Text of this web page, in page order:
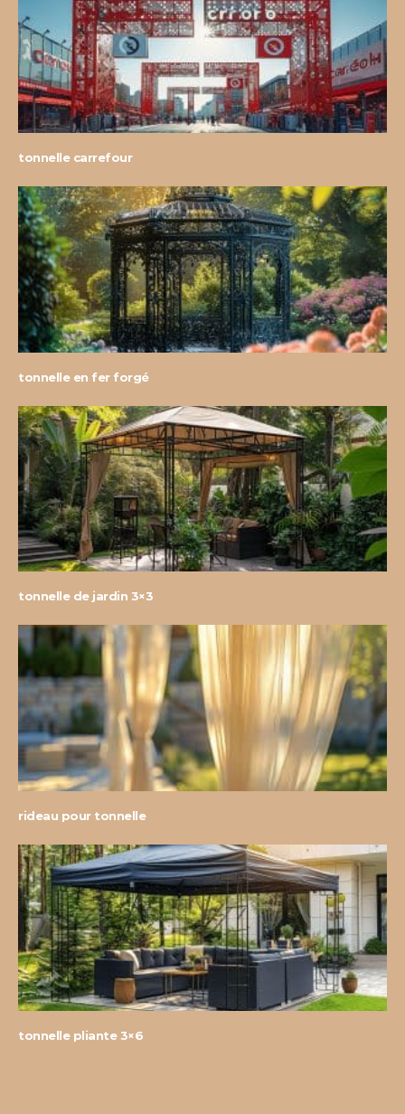
tonnelle carrefour
tonnelle en fer forgé
tonnelle de jardin 3×3
rideau pour tonnelle
tonnelle pliante 3×6